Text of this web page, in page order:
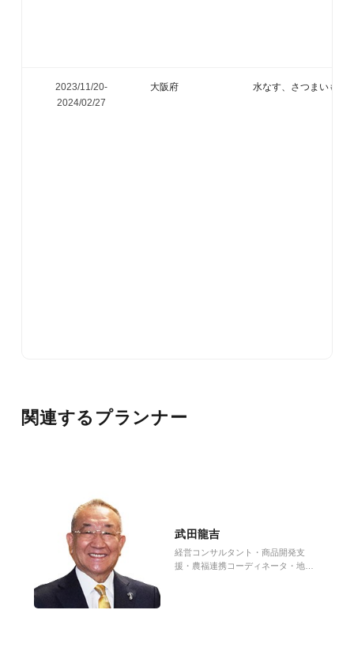
2023/11/20-
2024/02/27
大阪府 水なす、さつまいも、
関連するプランナー
武田龍吉
経営コンサルタント・商品開発支
援・農福連携コーディネータ・地域